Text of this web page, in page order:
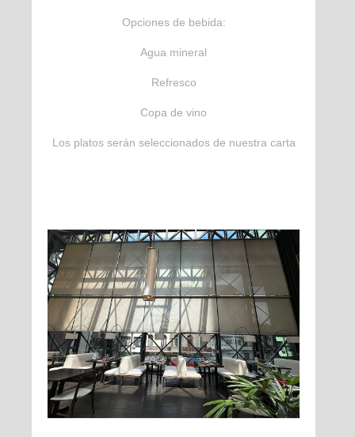
Opciones de bebida:
Agua mineral
Refresco
Copa de vino
Los platos serán seleccionados de nuestra carta